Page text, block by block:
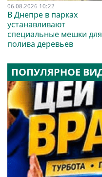
06.08.2026 10:22
В Днепре в парках
устанавливают
специальные мешки для
полива деревьев
ПОПУЛЯРНОЕ